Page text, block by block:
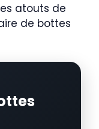
atouts de
de bottes